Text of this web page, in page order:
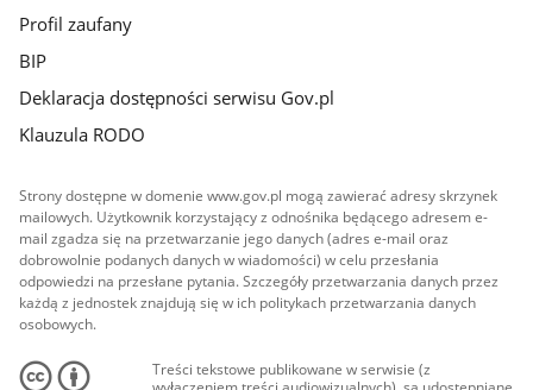
Profil zaufany
BIP
Deklaracja dostępności serwisu Gov.pl
Klauzula RODO
Strony dostępne w domenie www.gov.pl mogą zawierać adresy skrzynek
mailowych. Użytkownik korzystający z odnośnika będącego adresem e-
mail zgadza się na przetwarzanie jego danych (adres e-mail oraz
dobrowolnie podanych danych w wiadomości) w celu przesłania
odpowiedzi na przesłane pytania. Szczegóły przetwarzania danych przez
każdą z jednostek znajdują się w ich politykach przetwarzania danych
osobowych.
Treści tekstowe publikowane w serwisie (z